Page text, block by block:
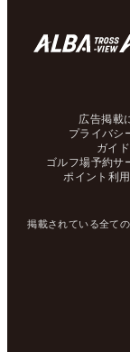
広告掲載
プライバシ
ガイ
ゴルフ場予約サ
ポイント利
掲載されている全て